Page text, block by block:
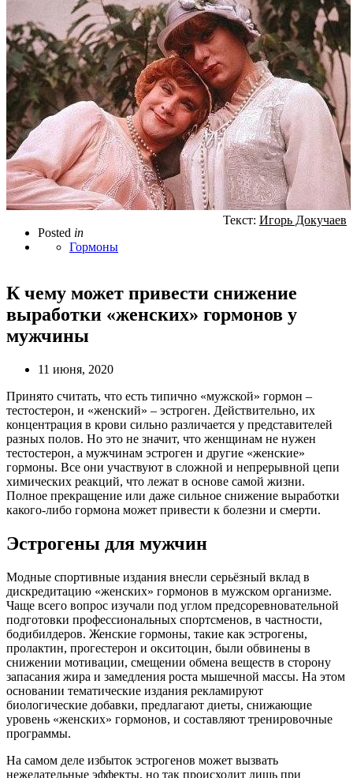
Posted in
Гормоны
Текст: Игорь Докучаев
К чему может привести снижение
выработки «женских» гормонов у
мужчины
11 июня, 2020
Принято считать, что есть типично «мужской» гормон –
тестостерон, и «женский» – эстроген. Действительно, их
концентрация в крови сильно различается у представителей
разных полов. Но это не значит, что женщинам не нужен
тестостерон, а мужчинам эстроген и другие «женские»
гормоны. Все они участвуют в сложной и непрерывной цепи
химических реакций, что лежат в основе самой жизни.
Полное прекращение или даже сильное снижение выработки
какого-либо гормона может привести к болезни и смерти.
Эстрогены для мужчин
Модные спортивные издания внесли серьёзный вклад в
дискредитацию «женских» гормонов в мужском организме.
Чаще всего вопрос изучали под углом предсоревновательной
подготовки профессиональных спортсменов, в частности,
бодибилдеров. Женские гормоны, такие как эстрогены,
пролактин, прогестерон и окситоцин, были обвинены в
снижении мотивации, смещении обмена веществ в сторону
запасания жира и замедления роста мышечной массы. На этом
основании тематические издания рекламируют
биологические добавки, предлагают диеты, снижающие
уровень «женских» гормонов, и составляют тренировочные
программы.
На самом деле избыток эстрогенов может вызвать
нежелательные эффекты, но так происходит лишь при